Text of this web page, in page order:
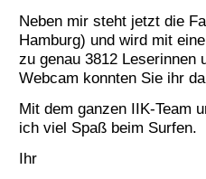
Neben mir steht jetzt die
Hamburg) und wird mit
zu genau 3812 Leserinnen
Webcam konnten Sie ihr
Mit dem ganzen IIK-Team
ich viel Spaß beim Surfen.
Ihr